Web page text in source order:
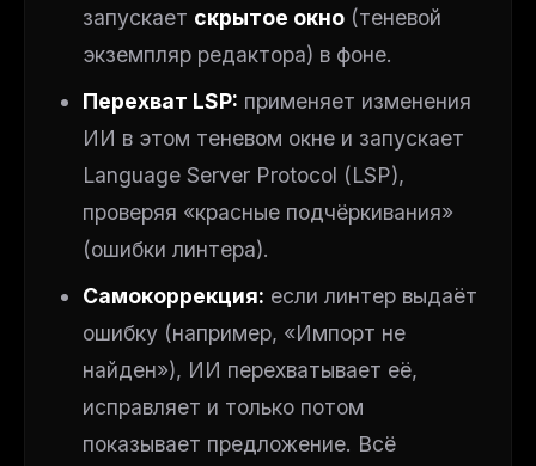
запускает скрытое окно (теневой
экземпляр редактора) в фоне.
Перехват LSP: применяет изменения
ИИ в этом теневом окне и запускает
Language Server Protocol (LSP),
проверяя «красные подчёркивания»
(ошибки линтера).
Самокоррекция: если линтер выдаёт
ошибку (например, «Импорт не
найден»), ИИ перехватывает её,
исправляет и только потом
показывает предложение. Всё